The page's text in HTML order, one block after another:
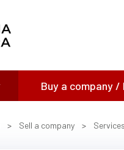
Buy a company /
> Sell a company >